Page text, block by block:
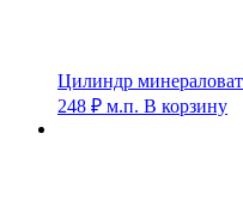
Цилиндр
248 ₽ м.п. В корзину